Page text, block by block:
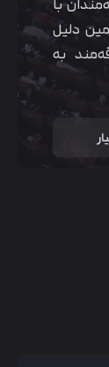
دلیل
به